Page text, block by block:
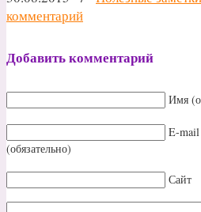
комментарий
Добавить комментарий
Имя
E-mail
(обязательно)
Сайт